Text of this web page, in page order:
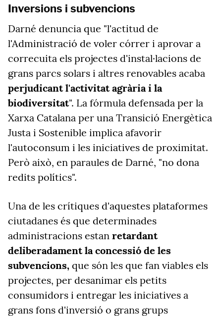
Inversions i subvencions
Darné denuncia que "l'actitud de
l'Administració de voler córrer i aprovar a
correcuita els projectes d'instal·lacions de
grans parcs solars i altres renovables acaba
perjudicant l'activitat agrària i la
biodiversitat". La fórmula defensada per la
Xarxa Catalana per una Transició Energètica
Justa i Sostenible implica afavorir
l'autoconsum i les iniciatives de proximitat.
Però això, en paraules de Darné, "no dona
redits polítics".
Una de les crítiques d'aquestes plataformes
ciutadanes és que determinades
administracions estan retardant
deliberadament la concessió de les
subvencions, que són les que fan viables els
projectes, per desanimar els petits
consumidors i entregar les iniciatives a
grans fons d'inversió o grans grups